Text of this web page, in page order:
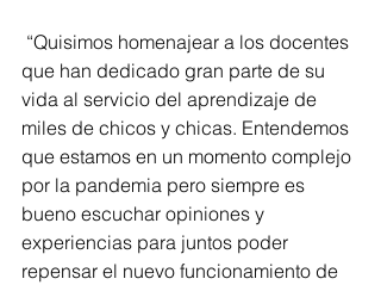
que han dedicado gran parte de su
vida al servicio del aprendizaje de
miles de chicos y chicas. Entendemos
que estamos en un momento complejo
por la pandemia pero siempre es
bueno escuchar opiniones y
experiencias para juntos poder
repensar el nuevo funcionamiento de